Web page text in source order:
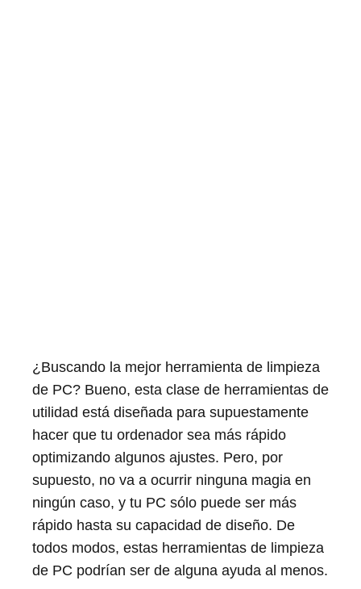
¿Buscando la mejor herramienta de limpieza
de PC? Bueno, esta clase de herramientas de
utilidad está diseñada para supuestamente
hacer que tu ordenador sea más rápido
optimizando algunos ajustes. Pero, por
supuesto, no va a ocurrir ninguna magia en
ningún caso, y tu PC sólo puede ser más
rápido hasta su capacidad de diseño. De
todos modos, estas herramientas de limpieza
de PC podrían ser de alguna ayuda al menos.